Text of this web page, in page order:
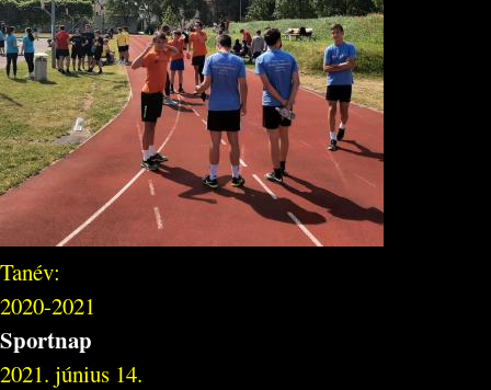
Tanév:
2020-2021
Sportnap
2021. június 14.